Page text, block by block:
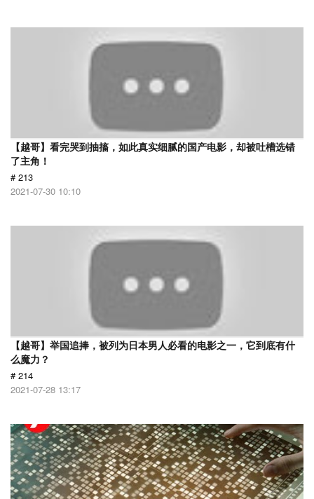
【越哥】看完哭到抽搐，如此真实细腻的国产电影，却被吐槽选错
了主角！
# 213
2021-07-30 10:10
【越哥】举国追捧，被列为日本男人必看的电影之一，它到底有什
么魔力？
# 214
2021-07-28 13:17